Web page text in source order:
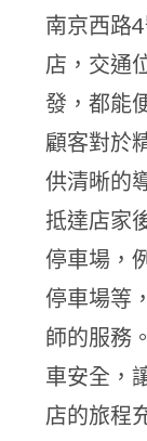
南京西路
店，交通
發，都能
顧客對於
供清晰的
抵達店家
停車場，
停車場等
師的服務
車安全，
店的旅程